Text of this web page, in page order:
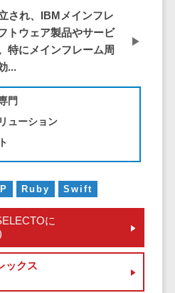
オーダーシステム>
理システム>
管理システム>
システム>
システム>
ル試着システム>
システム>
システム連携
ール
（iPaaS）
クラウド接続
ービス
キッティング
サービス
情シスアウト
ーシング
キュリティ
標的型攻撃メ
ル対策
され、IBMメインフレ
トウェア製品やサービ
特にメインフレーム周
...
門
ューション
Ruby Swift
に
ックス